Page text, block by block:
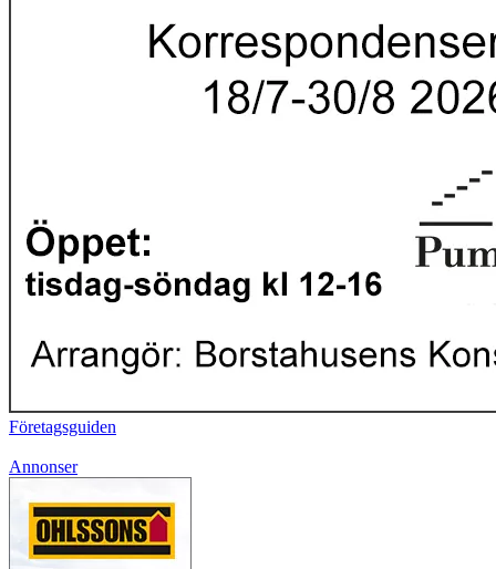
Företagsguiden
Annonser